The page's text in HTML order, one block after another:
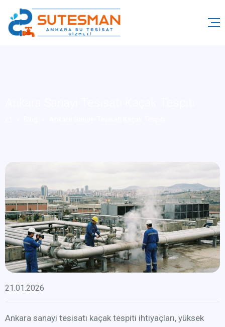
21.01.2026
Ankara sanayi tesisatı kaçak tespiti ihtiyaçları, yüksek